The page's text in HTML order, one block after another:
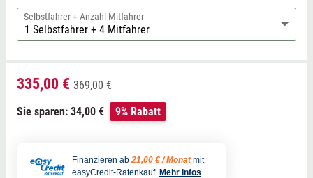
Selbstfahrer + Anzahl Mitfahrer
335,00 € 369,00 €
Sie sparen: 34,00 €
9% Rabatt
Finanzieren ab 21,00 € / Monat mit
easyCredit-Ratenkauf. Mehr Infos
Schleswig-Holstein
Thüringen